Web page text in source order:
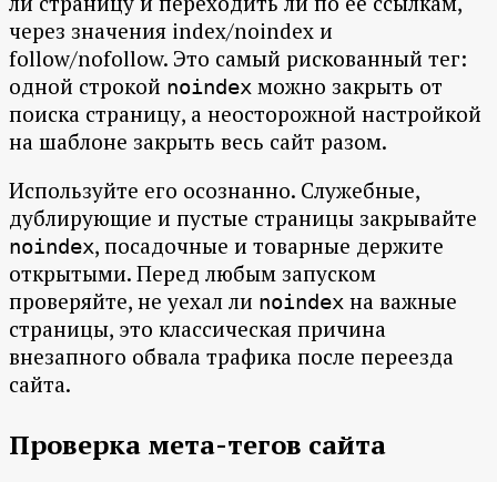
через значения index/noindex и
follow/nofollow. Это самый рискованный тег:
одной строкой noindex можно закрыть от
поиска страницу, а неосторожной настройкой
на шаблоне закрыть весь сайт разом.
Используйте его осознанно. Служебные,
дублирующие и пустые страницы закрывайте
noindex, посадочные и товарные держите
открытыми. Перед любым запуском
проверяйте, не уехал ли noindex на важные
страницы, это классическая причина
внезапного обвала трафика после переезда
сайта.
Проверка мета-тегов сайта